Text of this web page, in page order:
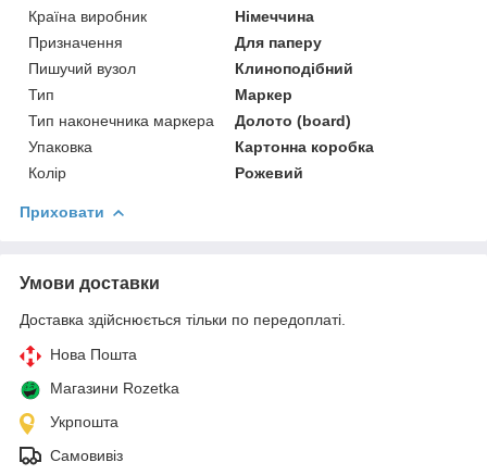
Країна виробник
Німеччина
Призначення
Для паперу
Пишучий вузол
Клиноподібний
Тип
Маркер
Тип наконечника маркера
Долото (board)
Упаковка
Картонна коробка
Колір
Рожевий
Приховати
Умови доставки
Доставка здійснюється тільки по передоплаті.
Нова Пошта
Магазини Rozetka
Укрпошта
Самовивіз